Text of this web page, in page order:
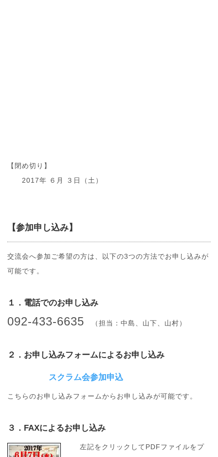
【閉め切り】
2017年 ６月 ３日（土）
【参加申し込み】
交流会へ参加ご希望の方は、以下の3つの方法でお申し込みが
可能です。
１．電話でのお申し込み
092-433-6635 （担当：中島、山下、山村）
２．お申し込みフォームによるお申し込み
スクラム会参加申込
こちらのお申し込みフォームからお申し込みが可能です。
３．FAXによるお申し込み
左記をクリックしてPDFファイルをプ